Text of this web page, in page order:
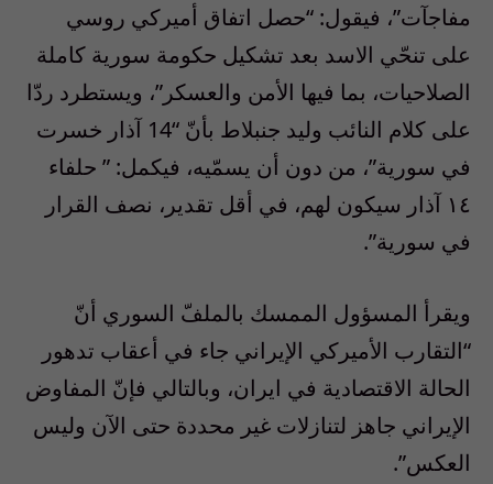
مفاجآت”، فيقول: “حصل اتفاق أميركي روسي
على تنحّي الاسد بعد تشكيل حكومة سورية كاملة
الصلاحيات، بما فيها الأمن والعسكر”، ويستطرد ردّا
على كلام النائب وليد جنبلاط بأنّ “14 آذار خسرت
في سورية”، من دون أن يسمّيه، فيكمل: ” حلفاء
١٤ آذار سيكون لهم، في أقل تقدير، نصف القرار
في سورية”.
ويقرأ المسؤول الممسك بالملفّ السوري أنّ
“التقارب الأميركي الإيراني جاء في أعقاب تدهور
الحالة الاقتصادية في ايران، وبالتالي فإنّ المفاوض
الإيراني جاهز لتنازلات غير محددة حتى الآن وليس
العكس”.